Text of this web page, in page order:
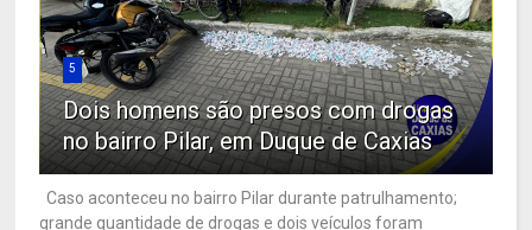
5
Dois homens são presos com drogas
no bairro Pilar, em Duque de Caxias
Caso aconteceu no bairro Pilar durante patrulhamento;
grande quantidade de drogas e dois veículos foram